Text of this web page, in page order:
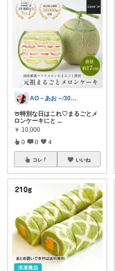
AO－あお－⁄30代1人時間を大切にする
🍈特別な日はこれ♡まるごとメ
ロンケーキにと ...
￥ 10,000
0 0 4
コレ いいね